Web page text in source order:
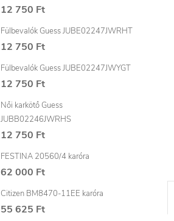
12 750 Ft
Fülbevalók Guess JUBE02247JWRHT
12 750 Ft
Fülbevalók Guess JUBE02247JWYGT
12 750 Ft
Női karkötő Guess
JUBB02246JWRHS
12 750 Ft
FESTINA 20560/4 karóra
62 000 Ft
Citizen BM8470-11EE karóra
55 625 Ft